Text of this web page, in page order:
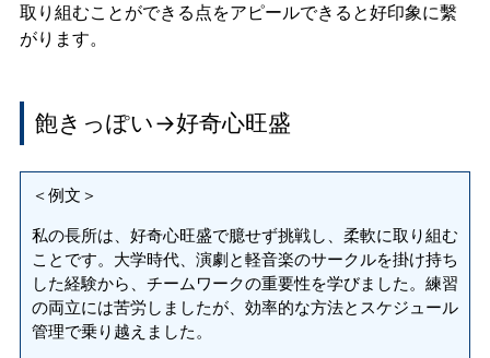
取り組むことができる点をアピールできると好印象に繫
がります。
飽きっぽい→好奇心旺盛
＜例文＞
私の長所は、好奇心旺盛で臆せず挑戦し、柔軟に取り組む
ことです。大学時代、演劇と軽音楽のサークルを掛け持ち
した経験から、チームワークの重要性を学びました。練習
の両立には苦労しましたが、効率的な方法とスケジュール
管理で乗り越えました。